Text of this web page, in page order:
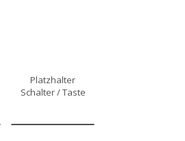
Platzhalter
Schalter / Taste